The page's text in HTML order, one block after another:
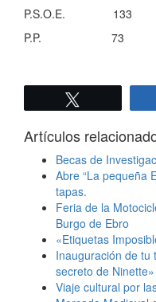
P.S.O.E. 133
P.P. 73
Artículos
Becas de
Abre “La pequeña
tapas.
Feria de la
Burgo de Ebro
«Etiquetas
Inauguración de tu
secreto de Ninette»
Viaje cultural por